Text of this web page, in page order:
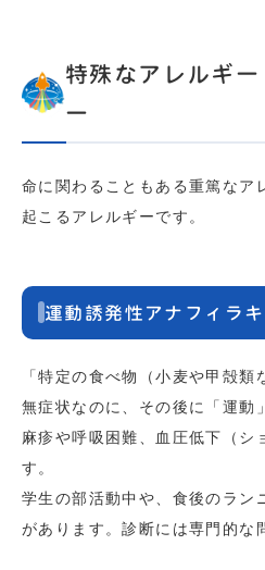
特殊なアレルギ
ー
命に関わることもある重篤なア
起こるアレルギーです。
運動誘発性アナフィラ
「特定の食べ物（小麦や甲殻
無症状なのに、その後に「運動
麻疹や呼吸困難、血圧低下（シ
す。
学生の部活動中や、食後のラン
があります。診断には専門的な